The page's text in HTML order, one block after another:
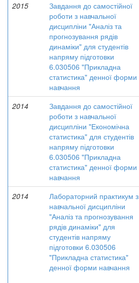
2015
Завдання до самостійної
роботи з навчальної
дисципліни "Аналіз та
прогнозування рядів
динаміки" для студентів
напряму підготовки
6.030506 "Прикладна
статистика" денної форми
навчання
2014
Завдання до самостійної
роботи з навчальної
дисципліни "Економічна
статистика" для студентів
напряму підготовки
6.030506 "Прикладна
статистика" денної форми
навчання
2014
Лабораторний практикум з
навчальної дисципліни
"Аналіз та прогнозування
рядів динаміки" для
студентів напряму
підготовки 6.030506
"Прикладна статистика"
денної форми навчання